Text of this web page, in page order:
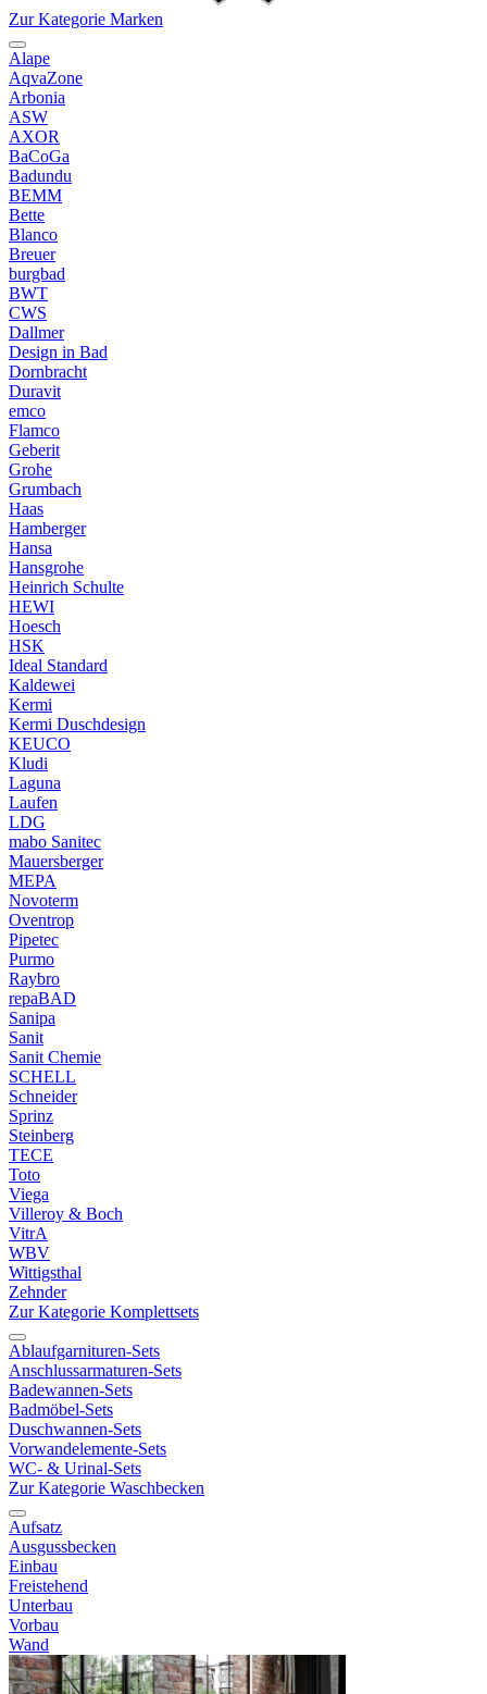
Zur Kategorie Marken
Alape
AqvaZone
Arbonia
ASW
AXOR
BaCoGa
Badundu
BEMM
Bette
Blanco
Breuer
burgbad
BWT
CWS
Dallmer
Design in Bad
Dornbracht
Duravit
emco
Flamco
Geberit
Grohe
Grumbach
Haas
Hamberger
Hansa
Hansgrohe
Heinrich Schulte
HEWI
Hoesch
HSK
Ideal Standard
Kaldewei
Kermi
Kermi Duschdesign
KEUCO
Kludi
Laguna
Laufen
LDG
mabo Sanitec
Mauersberger
MEPA
Novoterm
Oventrop
Pipetec
Purmo
Raybro
repaBAD
Sanipa
Sanit
Sanit Chemie
SCHELL
Schneider
Sprinz
Steinberg
TECE
Toto
Viega
Villeroy & Boch
VitrA
WBV
Wittigsthal
Zehnder
Zur Kategorie Komplettsets
Ablaufgarnituren-Sets
Anschlussarmaturen-Sets
Badewannen-Sets
Badmöbel-Sets
Duschwannen-Sets
Vorwandelemente-Sets
WC- & Urinal-Sets
Zur Kategorie Waschbecken
Aufsatz
Ausgussbecken
Einbau
Freistehend
Unterbau
Vorbau
Wand